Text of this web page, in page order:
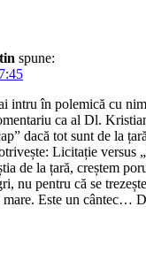
spune:
intru în polemică cu
ca al Dl.
dacă tot sunt de la
Licitație versus
de la țară, creștem
nu pentru că se
mare. Este un cântec…